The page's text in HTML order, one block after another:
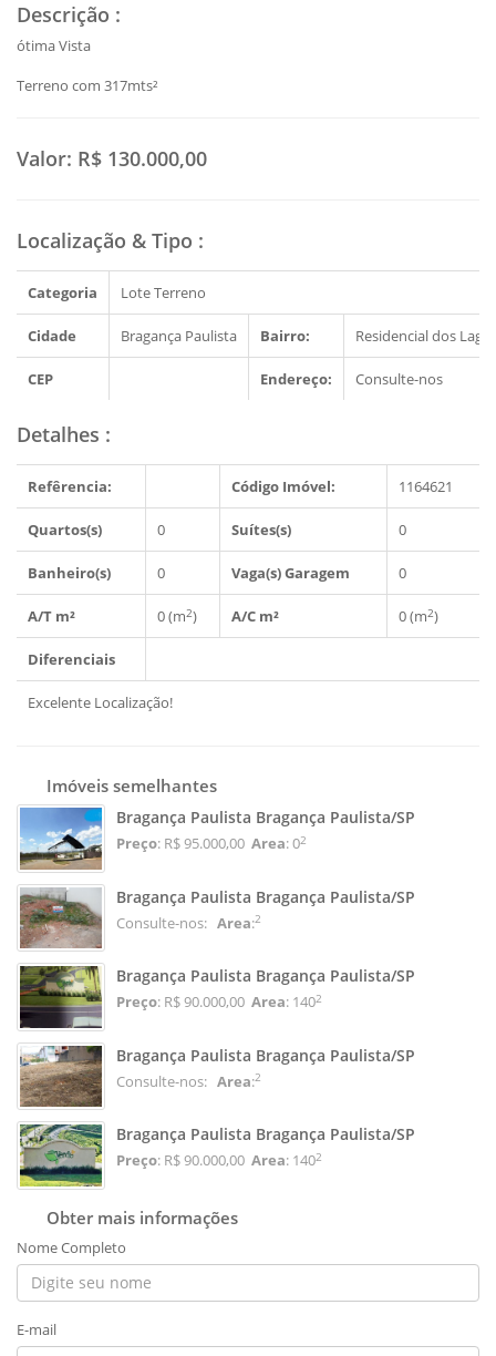
Descrição :
ótima Vista
Terreno com 317mts²
Valor: R$ 130.000,00
Localização & Tipo :
Categoria Lote Terreno
Cidade Bragança Paulista Bairro: Residencial dos
CEP Endereço: Consulte-nos
Detalhes :
Refêrencia: Código Imóvel: 1164621
Quartos(s) 0 Suítes(s) 0
Banheiro(s) 0 Vaga(s) Garagem 0
A/T m² 0 (m2) A/C m² 0 (m2)
Diferenciais
Excelente Localização!
Imóveis semelhantes
Bragança Paulista Bragança Paulista/SP
Preço: R$ 95.000,00 Area: 02
Bragança Paulista Bragança Paulista/SP
Consulte-nos: Area:2
Bragança Paulista Bragança Paulista/SP
Preço: R$ 90.000,00 Area: 1402
Bragança Paulista Bragança Paulista/SP
Consulte-nos: Area:2
Bragança Paulista Bragança Paulista/SP
Preço: R$ 90.000,00 Area: 1402
Obter mais informações
Nome Completo
E-mail